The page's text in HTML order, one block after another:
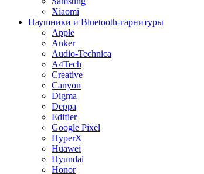
Xiaomi
Наушники и Bluetooth-гарнитуры
Apple
Anker
Audio-Technica
A4Tech
Creative
Canyon
Digma
Deppa
Edifier
Google Pixel
HyperX
Huawei
Hyundai
Honor